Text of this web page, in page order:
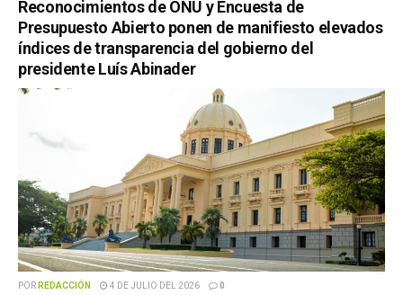
Reconocimientos de ONU y Encuesta de
Presupuesto Abierto ponen de manifiesto elevados
índices de transparencia del gobierno del
presidente Luís Abinader
POR REDACCIÓN 4 DE JULIO DEL 2026 0